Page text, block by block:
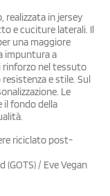
realizzata in jersey
e cuciture laterali. Il
una maggiore
impuntura a
rinforzo nel tessuto
e stile. Sul
Le
il fondo della
riciclato post-
(GOTS) / Eve Vegan